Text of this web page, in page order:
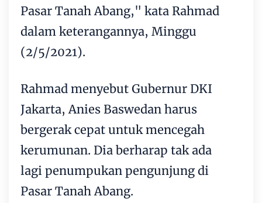
Pasar Tanah Abang," kata Rahmad
dalam keterangannya, Minggu
(2/5/2021).
Rahmad menyebut Gubernur DKI
Jakarta, Anies Baswedan harus
bergerak cepat untuk mencegah
kerumunan. Dia berharap tak ada
lagi penumpukan pengunjung di
Pasar Tanah Abang.